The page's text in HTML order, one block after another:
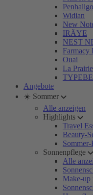
Widian
New
IRÄYE
NEST
Farmacy
Ouai
La Prairie
Angebote
☀️ Sommer
Alle anzeigen
Highlights
Travel
Beauty-
Sonnenpflege
Alle
Make-up